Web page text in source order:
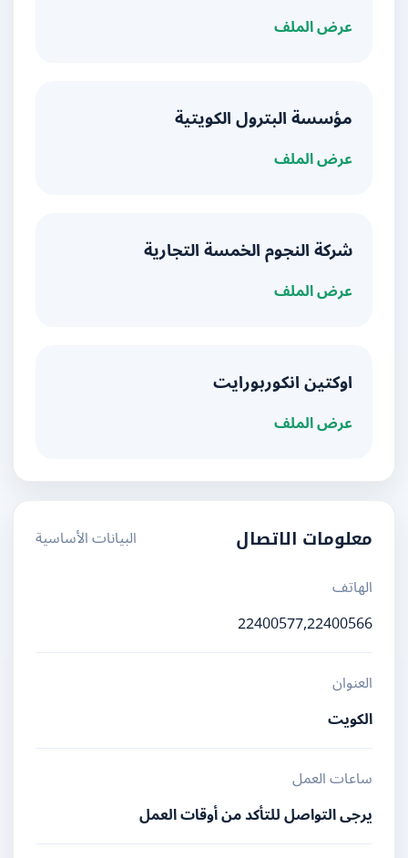
عرض الملف
مؤسسة البترول الكويتية
عرض الملف
شركة النجوم الخمسة التجارية
عرض الملف
اوكتين انكوربورايت
عرض الملف
معلومات الاتصال
البيانات الأساسية
الهاتف
22400577,22400566
العنوان
الكويت
ساعات العمل
يرجى التواصل للتأكد من أوقات العمل